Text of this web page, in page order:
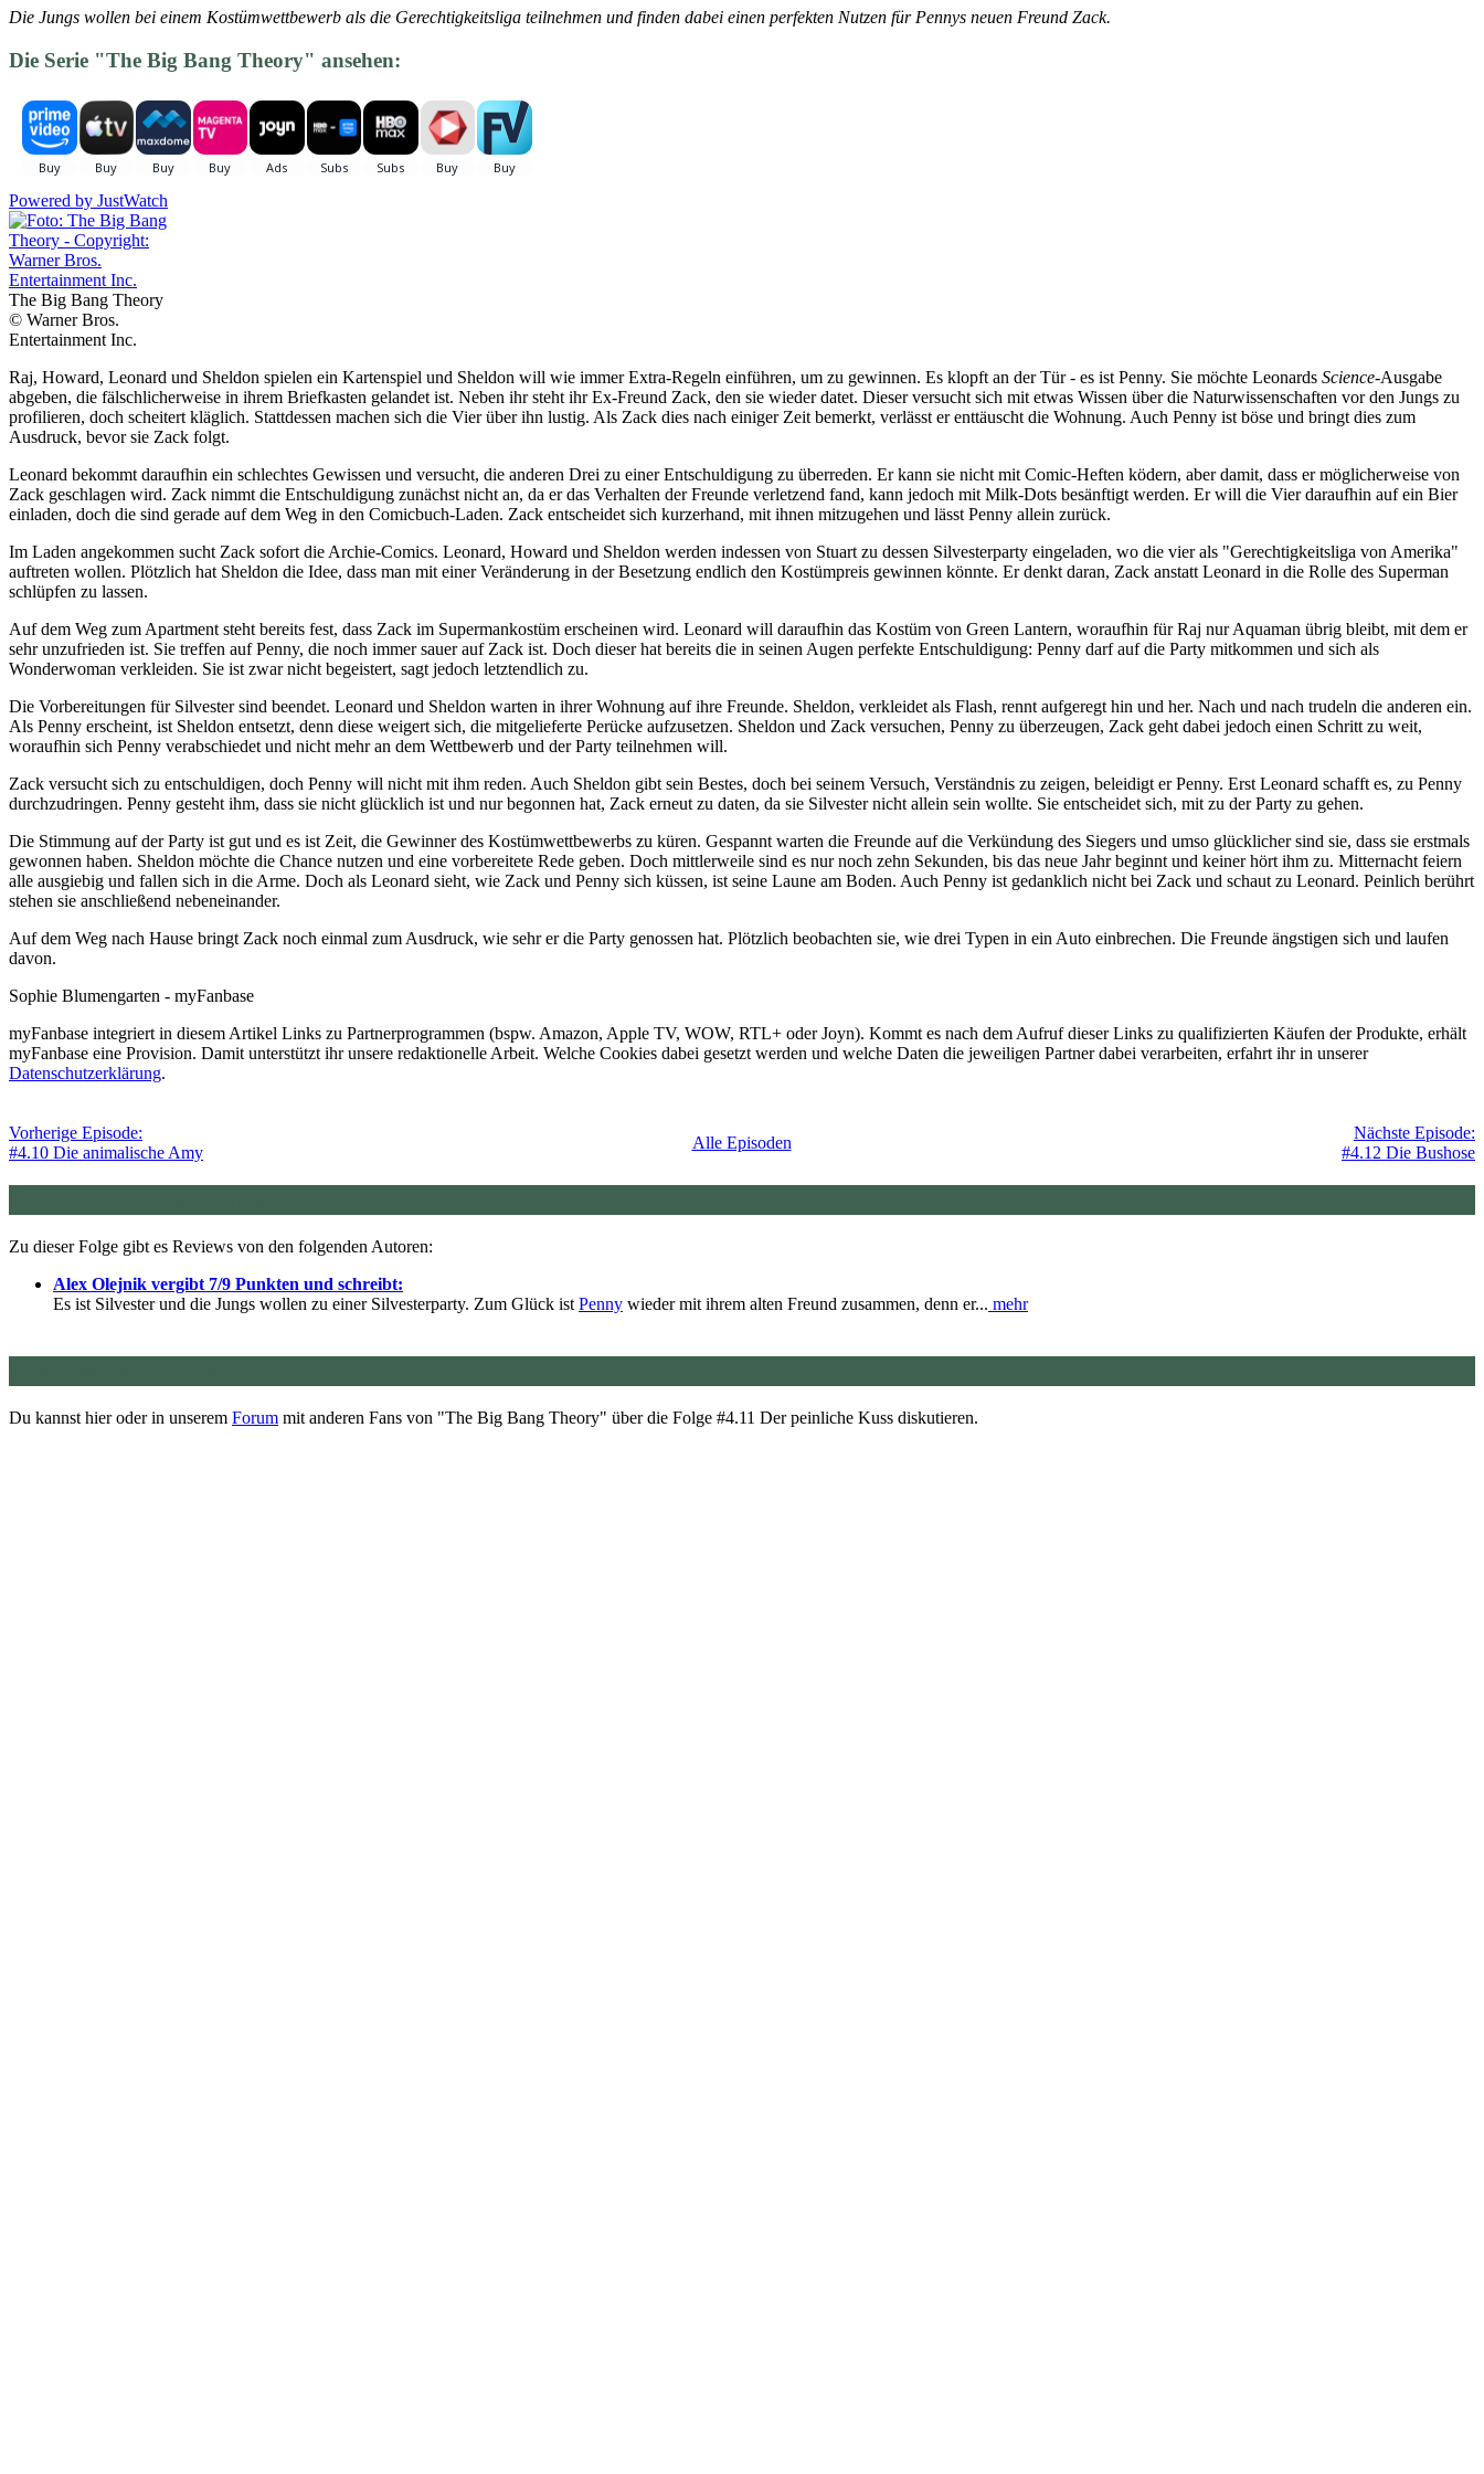
Die Jungs wollen bei einem Kostümwettbewerb als die Gerechtigkeitsliga teilnehmen und finden dabei einen perfekten Nutzen für Pennys neuen Freund Zack.
Die Serie "The Big Bang Theory" ansehen:
Powered by JustWatch
The Big Bang Theory
© Warner Bros.
Entertainment Inc.
Raj, Howard, Leonard und Sheldon spielen ein Kartenspiel und Sheldon will wie immer Extra-Regeln einführen, um zu gewinnen. Es klopft an der Tür - es ist Penny. Sie möchte Leonards Science-Ausgabe
abgeben, die fälschlicherweise in ihrem Briefkasten gelandet ist. Neben ihr steht ihr Ex-Freund Zack, den sie wieder datet. Dieser versucht sich mit etwas Wissen über die Naturwissenschaften vor den Jungs zu
profilieren, doch scheitert kläglich. Stattdessen machen sich die Vier über ihn lustig. Als Zack dies nach einiger Zeit bemerkt, verlässt er enttäuscht die Wohnung. Auch Penny ist böse und bringt dies zum
Ausdruck, bevor sie Zack folgt.
Leonard bekommt daraufhin ein schlechtes Gewissen und versucht, die anderen Drei zu einer Entschuldigung zu überreden. Er kann sie nicht mit Comic-Heften ködern, aber damit, dass er möglicherweise von
Zack geschlagen wird. Zack nimmt die Entschuldigung zunächst nicht an, da er das Verhalten der Freunde verletzend fand, kann jedoch mit Milk-Dots besänftigt werden. Er will die Vier daraufhin auf ein Bier
einladen, doch die sind gerade auf dem Weg in den Comicbuch-Laden. Zack entscheidet sich kurzerhand, mit ihnen mitzugehen und lässt Penny allein zurück.
Im Laden angekommen sucht Zack sofort die Archie-Comics. Leonard, Howard und Sheldon werden indessen von Stuart zu dessen Silvesterparty eingeladen, wo die vier als "Gerechtigkeitsliga von Amerika"
auftreten wollen. Plötzlich hat Sheldon die Idee, dass man mit einer Veränderung in der Besetzung endlich den Kostümpreis gewinnen könnte. Er denkt daran, Zack anstatt Leonard in die Rolle des Superman
schlüpfen zu lassen.
Auf dem Weg zum Apartment steht bereits fest, dass Zack im Supermankostüm erscheinen wird. Leonard will daraufhin das Kostüm von Green Lantern, woraufhin für Raj nur Aquaman übrig bleibt, mit dem er
sehr unzufrieden ist. Sie treffen auf Penny, die noch immer sauer auf Zack ist. Doch dieser hat bereits die in seinen Augen perfekte Entschuldigung: Penny darf auf die Party mitkommen und sich als
Wonderwoman verkleiden. Sie ist zwar nicht begeistert, sagt jedoch letztendlich zu.
Die Vorbereitungen für Silvester sind beendet. Leonard und Sheldon warten in ihrer Wohnung auf ihre Freunde. Sheldon, verkleidet als Flash, rennt aufgeregt hin und her. Nach und nach trudeln die anderen ein.
Als Penny erscheint, ist Sheldon entsetzt, denn diese weigert sich, die mitgelieferte Perücke aufzusetzen. Sheldon und Zack versuchen, Penny zu überzeugen, Zack geht dabei jedoch einen Schritt zu weit,
woraufhin sich Penny verabschiedet und nicht mehr an dem Wettbewerb und der Party teilnehmen will.
Zack versucht sich zu entschuldigen, doch Penny will nicht mit ihm reden. Auch Sheldon gibt sein Bestes, doch bei seinem Versuch, Verständnis zu zeigen, beleidigt er Penny. Erst Leonard schafft es, zu Penny
durchzudringen. Penny gesteht ihm, dass sie nicht glücklich ist und nur begonnen hat, Zack erneut zu daten, da sie Silvester nicht allein sein wollte. Sie entscheidet sich, mit zu der Party zu gehen.
Die Stimmung auf der Party ist gut und es ist Zeit, die Gewinner des Kostümwettbewerbs zu küren. Gespannt warten die Freunde auf die Verkündung des Siegers und umso glücklicher sind sie, dass sie erstmals
gewonnen haben. Sheldon möchte die Chance nutzen und eine vorbereitete Rede geben. Doch mittlerweile sind es nur noch zehn Sekunden, bis das neue Jahr beginnt und keiner hört ihm zu. Mitternacht feiern
alle ausgiebig und fallen sich in die Arme. Doch als Leonard sieht, wie Zack und Penny sich küssen, ist seine Laune am Boden. Auch Penny ist gedanklich nicht bei Zack und schaut zu Leonard. Peinlich berührt
stehen sie anschließend nebeneinander.
Auf dem Weg nach Hause bringt Zack noch einmal zum Ausdruck, wie sehr er die Party genossen hat. Plötzlich beobachten sie, wie drei Typen in ein Auto einbrechen. Die Freunde ängstigen sich und laufen
davon.
Sophie Blumengarten - myFanbase
myFanbase integriert in diesem Artikel Links zu Partnerprogrammen (bspw. Amazon, Apple TV, WOW, RTL+ oder Joyn). Kommt es nach dem Aufruf dieser Links zu qualifizierten Käufen der Produkte, erhält
myFanbase eine Provision. Damit unterstützt ihr unsere redaktionelle Arbeit. Welche Cookies dabei gesetzt werden und welche Daten die jeweiligen Partner dabei verarbeiten, erfahrt ihr in unserer
Datenschutzerklärung.
Vorherige Episode:
#4.10 Die animalische Amy
Alle Episoden
Nächste Episode:
#4.12 Die Bushose
Zu dieser Folge gibt es Reviews von den folgenden Autoren:
Alex Olejnik vergibt 7/9 Punkten und schreibt:
Es ist Silvester und die Jungs wollen zu einer Silvesterparty. Zum Glück ist Penny wieder mit ihrem alten Freund zusammen, denn er... mehr
Du kannst hier oder in unserem Forum mit anderen Fans von "The Big Bang Theory" über die Folge #4.11 Der peinliche Kuss diskutieren.